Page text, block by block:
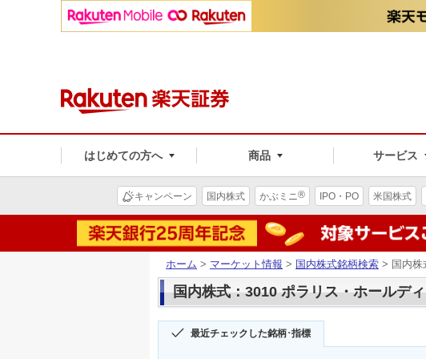
はじめての方へ 商品 サービス
キャンペーン 国内株式 かぶミニ® IPO・PO 米国株式
ホーム > マーケット情報 > 国内株式銘柄検索 > 国内株
国内株式：3010 ポラリス・ホールデ
最近チェックした銘柄･指標